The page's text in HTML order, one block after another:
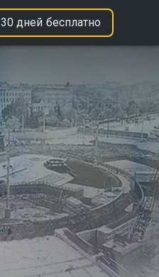
30 дней бесплатно